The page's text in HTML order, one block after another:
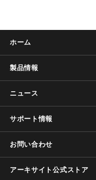
k
ホーム
製品情報
ニュース
サポート情報
お問い合わせ
アーキサイト公式ストア